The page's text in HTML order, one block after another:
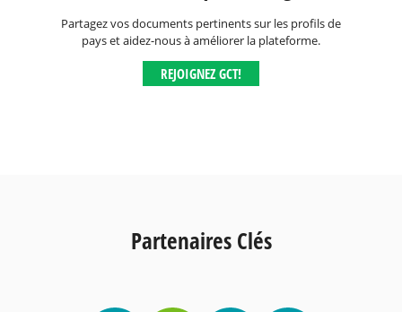
Partagez vos documents pertinents sur les profils de
pays et aidez-nous à améliorer la plateforme.
REJOIGNEZ GCT!
Partenaires Clés